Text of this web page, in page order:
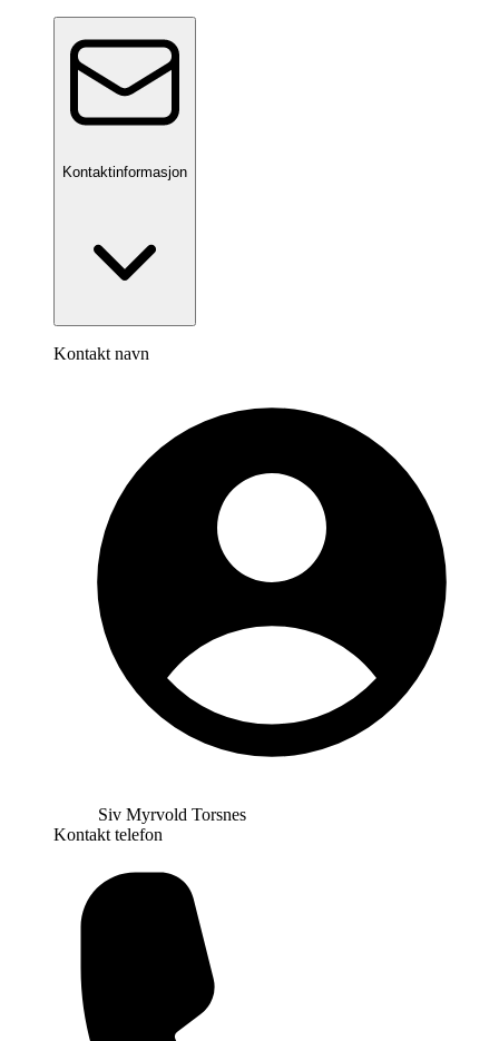
Kontaktinformasjon
Kontakt navn
Siv Myrvold Torsnes
Kontakt telefon